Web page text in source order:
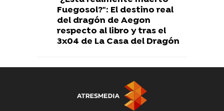
Fuegosol?": El destino real
del dragón de Aegon
respecto al libro y tras el
3x04 de La Casa del Dragón